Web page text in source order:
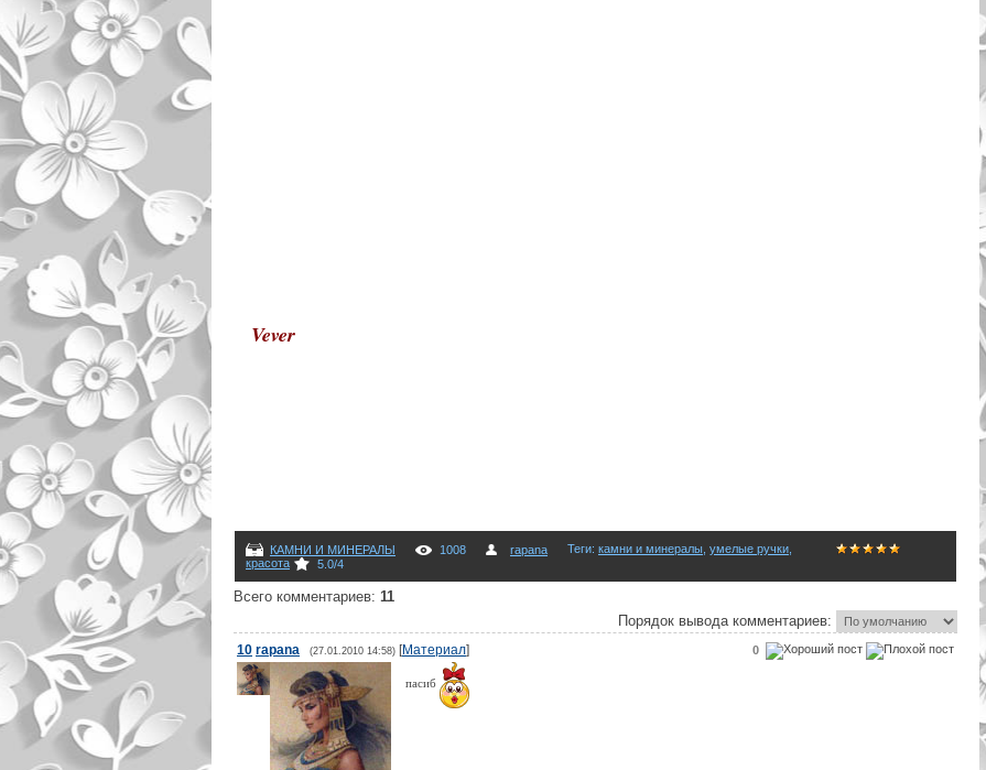
Vever
КАМНИ И МИНЕРАЛЫ 1008 rapana Теги: камни и минералы умелые ручки
красота
5.0/4
Всего комментариев: 11
Порядок вывода комментариев:
0
10 rapana (27.01.2010 14:58) [Материал]
пасиб